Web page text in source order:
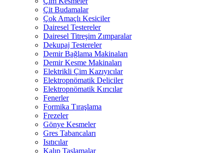
Çit Budamalar
Çok Amaçlı Kesiciler
Dairesel Testereler
Dairesel Titreşim Zımparalar
Dekupaj Testereler
Demir Bağlama Makinaları
Demir Kesme Makinaları
Elektrikli Çim Kazıyıcılar
Elektropnömatik Deliciler
Elektropnömatik Kırıcılar
Fenerler
Formika Tıraşlama
Frezeler
Gönye Kesmeler
Gres Tabancaları
Isıtıcılar
Kalıp Taşlamalar